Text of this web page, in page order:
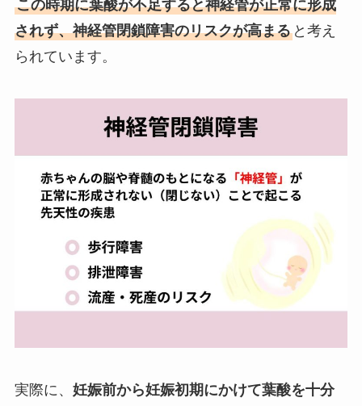
この時期に葉酸が不足すると神経管が正常に形成
されず、神経管閉鎖障害のリスクが高まると考え
られています。
実際に、 妊娠前から妊娠初期にかけて葉酸を十分